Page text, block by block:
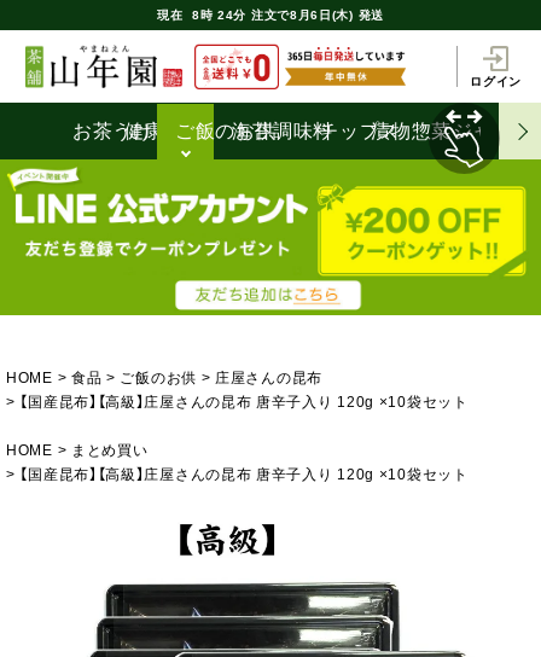
現在 8時 24分 注文で8月6日(木) 発送
ログイン
お茶うけ健康食品ご飯のお供
海苔調味料チップス
漬物惣菜ジャム
HOME 食品 ご飯のお供
庄屋さんの昆布
【国産昆布】【高級】庄屋さんの昆布 唐辛子入り 120g ×10袋セット
HOME
まとめ買い
【国産昆布】【高級】庄屋さんの昆布 唐辛子入り 120g ×10袋セット